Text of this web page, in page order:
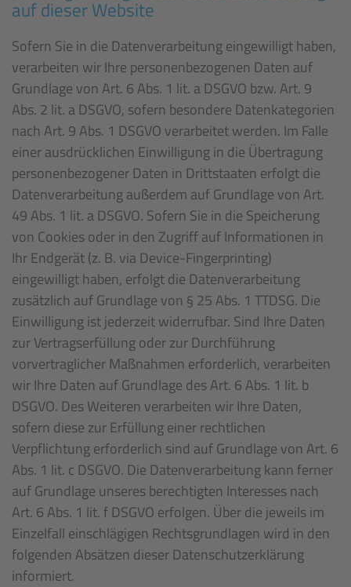
auf dieser Website
Sofern Sie in die Datenverarbeitung eingewilligt haben,
verarbeiten wir Ihre personenbezogenen Daten auf
Grundlage von Art. 6 Abs. 1 lit. a DSGVO bzw. Art. 9
Abs. 2 lit. a DSGVO, sofern besondere Datenkategorien
nach Art. 9 Abs. 1 DSGVO verarbeitet werden. Im Falle
einer ausdrücklichen Einwilligung in die Übertragung
personenbezogener Daten in Drittstaaten erfolgt die
Datenverarbeitung außerdem auf Grundlage von Art.
49 Abs. 1 lit. a DSGVO. Sofern Sie in die Speicherung
von Cookies oder in den Zugriff auf Informationen in
Ihr Endgerät (z. B. via Device-Fingerprinting)
eingewilligt haben, erfolgt die Datenverarbeitung
zusätzlich auf Grundlage von § 25 Abs. 1 TTDSG. Die
Einwilligung ist jederzeit widerrufbar. Sind Ihre Daten
zur Vertragserfüllung oder zur Durchführung
vorvertraglicher Maßnahmen erforderlich, verarbeiten
wir Ihre Daten auf Grundlage des Art. 6 Abs. 1 lit. b
DSGVO. Des Weiteren verarbeiten wir Ihre Daten,
sofern diese zur Erfüllung einer rechtlichen
Verpflichtung erforderlich sind auf Grundlage von Art. 6
Abs. 1 lit. c DSGVO. Die Datenverarbeitung kann ferner
auf Grundlage unseres berechtigten Interesses nach
Art. 6 Abs. 1 lit. f DSGVO erfolgen. Über die jeweils im
Einzelfall einschlägigen Rechtsgrundlagen wird in den
folgenden Absätzen dieser Datenschutzerklärung
informiert.